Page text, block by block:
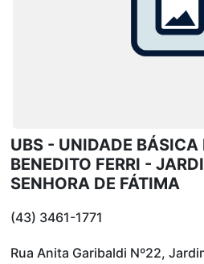
UBS - UNIDADE BÁSICA
BENEDITO FERRI -
SENHORA DE FÁTIMA
(43) 3461-1771
Rua Anita Garibaldi Nº22,